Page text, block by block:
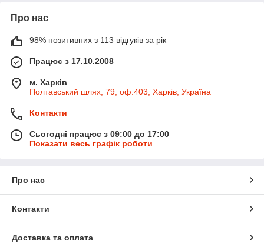
Про нас
98% позитивних з 113 відгуків за рік
Працює з 17.10.2008
м. Харків
Полтавський шлях, 79, оф.403, Харків, Україна
Контакти
Сьогодні працює з 09:00 до 17:00
Показати весь графік роботи
Про нас
Контакти
Доставка та оплата